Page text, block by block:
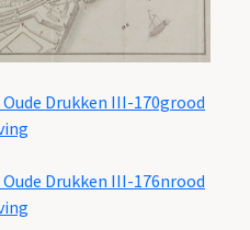
Drukken III-170grood
Drukken III-176nrood